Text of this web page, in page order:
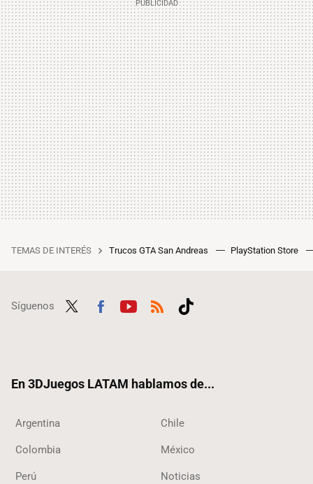
TEMAS DE INTERÉS Trucos GTA San Andreas PlayStation Store
Síguenos
En 3DJuegos LATAM hablamos de...
Argentina Chile
Colombia México
Perú Noticias